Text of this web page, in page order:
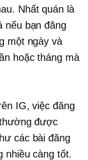
Nhất quán là
nếu bạn đăng
một ngày và
hoặc tháng mà
IG, việc đăng
được
các bài đăng
nhiều càng tốt.